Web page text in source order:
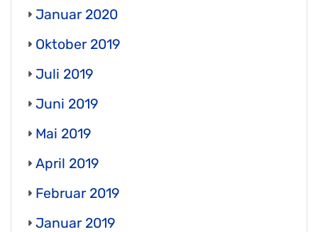
Januar 2020
Oktober 2019
Juli 2019
Juni 2019
Mai 2019
April 2019
Februar 2019
Januar 2019